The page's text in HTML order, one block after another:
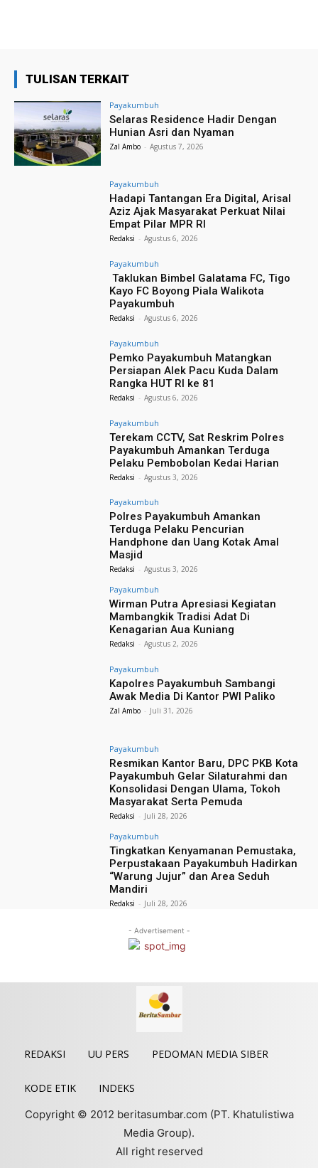
TULISAN TERKAIT
Payakumbuh
Selaras Residence Hadir Dengan
Hunian Asri dan Nyaman
Zal Ambo - Agustus 7, 2026
Payakumbuh
Hadapi Tantangan Era Digital, Arisal
Aziz Ajak Masyarakat Perkuat Nilai
Empat Pilar MPR RI
Redaksi - Agustus 6, 2026
Payakumbuh
Taklukan Bimbel Galatama FC, Tigo
Kayo FC Boyong Piala Walikota
Payakumbuh
Redaksi - Agustus 6, 2026
Payakumbuh
Pemko Payakumbuh Matangkan
Persiapan Alek Pacu Kuda Dalam
Rangka HUT RI ke 81
Redaksi - Agustus 6, 2026
Payakumbuh
Terekam CCTV, Sat Reskrim Polres
Payakumbuh Amankan Terduga
Pelaku Pembobolan Kedai Harian
Redaksi - Agustus 3, 2026
Payakumbuh
Polres Payakumbuh Amankan
Terduga Pelaku Pencurian
Handphone dan Uang Kotak Amal
Masjid
Redaksi - Agustus 3, 2026
Payakumbuh
Wirman Putra Apresiasi Kegiatan
Mambangkik Tradisi Adat Di
Kenagarian Aua Kuniang
Redaksi - Agustus 2, 2026
Payakumbuh
Kapolres Payakumbuh Sambangi
Awak Media Di Kantor PWI Paliko
Zal Ambo - Juli 31, 2026
Payakumbuh
Resmikan Kantor Baru, DPC PKB Kota
Payakumbuh Gelar Silaturahmi dan
Konsolidasi Dengan Ulama, Tokoh
Masyarakat Serta Pemuda
Redaksi - Juli 28, 2026
Payakumbuh
Tingkatkan Kenyamanan Pemustaka,
Perpustakaan Payakumbuh Hadirkan
“Warung Jujur” dan Area Seduh
Mandiri
Redaksi - Juli 28, 2026
- Advertisement -
REDAKSI UU PERS PEDOMAN MEDIA SIBER
KODE ETIK
INDEKS
Copyright © 2012 beritasumbar.com (PT. Khatulistiwa
Media Group).
All right reserved